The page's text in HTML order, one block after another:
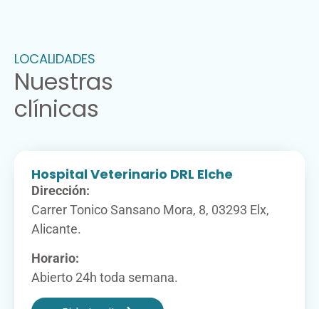
LOCALIDADES
Nuestras
clínicas
Hospital Veterinario DRL Elche
Dirección:
Carrer Tonico Sansano Mora, 8, 03293 Elx,
Alicante.
Horario:
Abierto 24h toda semana.